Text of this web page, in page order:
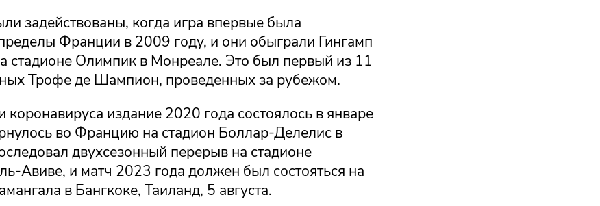
задействованы, когда игра впервые была
Франции в 2009 году, и они обыграли Гингамп
стадионе Олимпик в Монреале. Это был первый из 11
Трофе де Шампион, проведенных за рубежом.
издание 2020 года состоялось в январе
во Францию на стадион Боллар-Делелис в
двухсезонный перерыв на стадионе
Авиве, и матч 2023 года должен был состояться на
в Бангкоке, Таиланд, 5 августа.